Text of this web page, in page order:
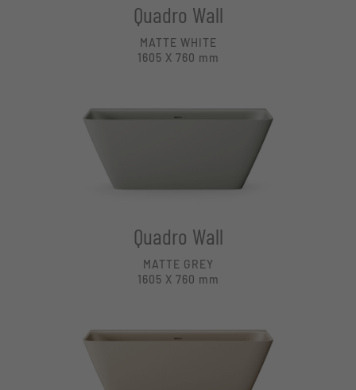
Quadro Wall
MATTE WHITE
1605 X 760 mm
Quadro Wall
MATTE GREY
1605 X 760 mm